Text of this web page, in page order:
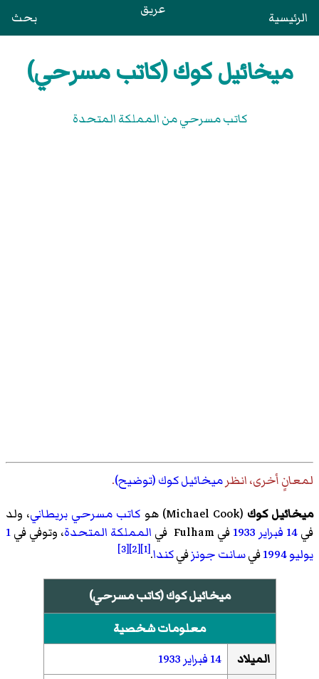
الرئيسية عريق بحث
ميخائيل كوك (كاتب مسرحي)
كاتب مسرحي من المملكة المتحدة
لمعانٍ أخرى، انظرميخائيل كوك (توضيح).
ميخائيل كوك (
Michael Cook)‏ هو كاتب مسرحي بريطاني، ولد
في14 فبراير 1933في Fulham في المملكة المتحدة، وتوفي في1
يوليو1994فيسانت جونزفيكندا.
[1]
[2]
[3]
ميخائيل كوك (كاتب مسرحي)
معلومات شخصية
الميلاد
14 فبراير 1933